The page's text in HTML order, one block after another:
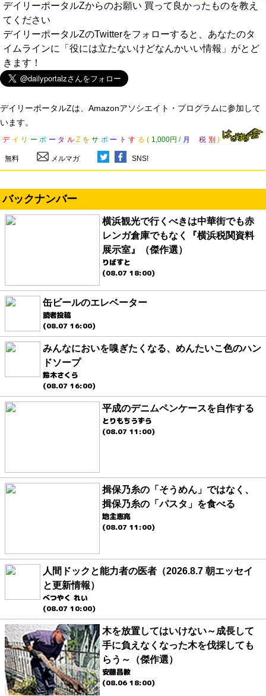
デイリーポータルZからのお願い 買って良かったものを教え
てください
デイリーポータルZのTwitterをフォローすると、あなたのタ
イムラインに「役には立たないけどなんかいい情報」がとど
きます！
デイリーポータルZは、Amazonアソシエイト・プログラムに参加して
います。
デ イ リ ー ポ ー タ ル Z を サ ポ ー ト す る ( 1,000円 / 月 税 別 )
無料 メルマガ SNS!
バックナンバー
横浜観光で行くべきは中華街でも赤
レンガ倉庫でもなく『横浜税関資料
展示室』（傑作選）
りばすと
(08.07 18:00)
缶ビールのエレベーター
読者投稿
(08.07 16:00)
みんなにおいを嗅ぎたくなる、めんたいこ色のハン
ドソープ
鈴木さくら
(08.07 16:00)
平成のデニムペンケースを自作する
とりもちうずら
(08.07 11:00)
揖保乃糸の「そうめん」ではなく、
揖保乃糸の「パスタ」を食べる
地主恵亮
(08.07 11:00)
人間ドックと能力者の医者（2026.8.7 朝エッセイ
と更新情報）
べつやく れい
(08.07 10:00)
木を放置してはいけない～成長して
手に負えなくなった木を伐採しても
らう～（傑作選）
安藤昌教
(08.06 18:00)